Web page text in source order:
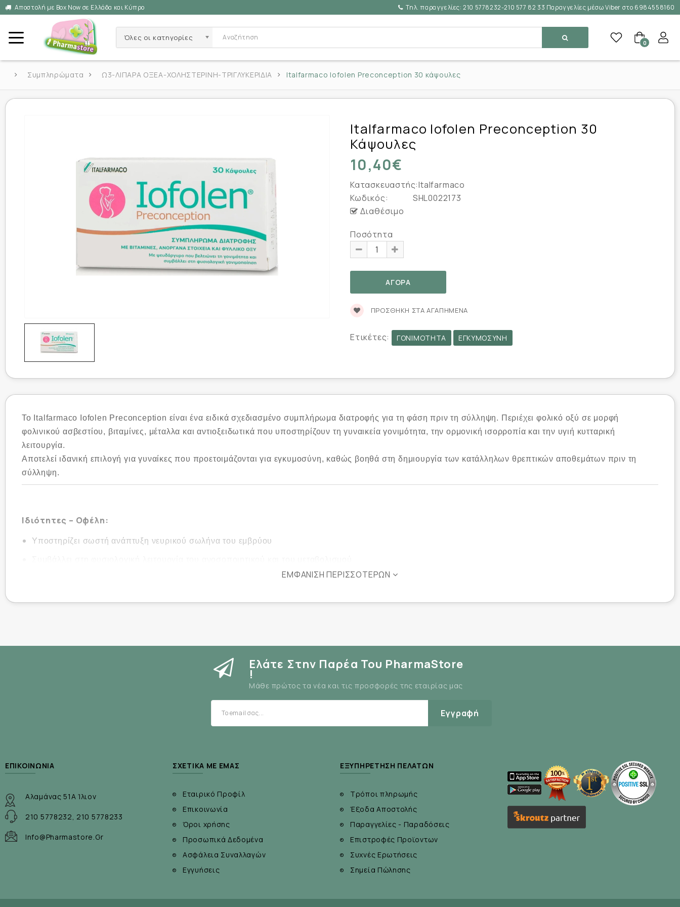
Αποστολή με Box Now σε Ελλάδα και Κύπρο Τηλ. παραγγελίες:210 5778232-210 577 82 33 Παραγγελίες μέσω Viber στο 6984558160
Όλες οι κατηγορίες
0
Συμπληρώματα Ω3-ΛΙΠΑΡΑ ΟΞΕΑ-ΧΟΛΗΣΤΕΡΙΝΗ-ΤΡΙΓΛΥΚΕΡΙΔΙΑ Italfarmaco Iofolen Preconception 30 κάψουλες
Italfarmaco Iofolen Preconception 30
Κάψουλες
10,40€
Κατασκευαστής:Italfarmaco
Κωδικός:
SHL0022173
Διαθέσιμο
Ποσότητα
ΠΡΟΣΘΉΚΗ ΣΤΑ ΑΓΑΠΗΜΈΝΑ
Ετικέτες: ΓΟΝΙΜΌΤΗΤΑ ΕΓΚΥΜΟΣΎΝΗ
Το Italfarmaco Iofolen Preconception είναι ένα ειδικά σχεδιασμένο συμπλήρωμα διατροφής για τη φάση πριν τη σύλληψη. Περιέχει φολικό οξύ σε μορφή
φολινικού ασβεστίου, βιταμίνες, μέταλλα και αντιοξειδωτικά που υποστηρίζουν τη γυναικεία γονιμότητα, την ορμονική ισορροπία και την υγιή κυτταρική
λειτουργία.
Αποτελεί ιδανική επιλογή για γυναίκες που προετοιμάζονται για εγκυμοσύνη, καθώς βοηθά στη δημιουργία των κατάλληλων θρεπτικών αποθεμάτων πριν τη
σύλληψη.
Ιδιότητες – Οφέλη:
Υποστηρίζει σωστή ανάπτυξη νευρικού σωλήνα του εμβρύου
, κατά προτίμηση με φαγητό ή σύμφωνα με τις οδηγίες του γιατρού σας.
Χωρίς γλουτένη.
ΕΜΦΆΝΙΣΗ ΠΕΡΙΣΣΌΤΕΡΩΝ
Ελάτε Στην Παρέα Του PharmaStore
!
Μάθε πρώτος τα νέα και τις προσφορές της εταιρίας μας
Εγγραφή
ΕΠΙΚΟΙΝΩΝΊΑ
Αλαμάνας 51Α Ίλιον
210 5778232, 210 5778233
Info@pharmastore.gr
ΣΧΕΤΙΚΆ ΜΕ ΕΜΆΣ
Εταιρικό Προφίλ
Επικοινωνία
Όροι χρήσης
Προσωπικά Δεδομένα
Ασφάλεια Συναλλαγών
Εγγυήσεις
ΕΞΥΠΗΡΈΤΗΣΗ ΠΕΛΑΤΏΝ
Τρόποι πληρωμής
Έξοδα Αποστολής
Παραγγελίες - Παραδόσεις
Επιστροφές Προϊοντων
Συχνές Ερωτήσεις
Σημεία Πώλησης